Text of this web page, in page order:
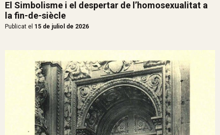
El Simbolisme i el despertar de l’homosexualitat a
la fin-de-siècle
Publicat el 15 de juliol de 2026